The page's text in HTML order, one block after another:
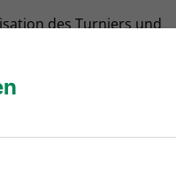
des Turniers und
die schlussendlich
ein großes